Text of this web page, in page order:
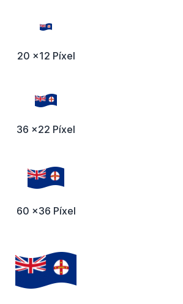
20 x12 Píxel
36 x22 Píxel
60 x36 Píxel